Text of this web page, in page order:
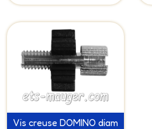
Vis creuse DOMINO diam